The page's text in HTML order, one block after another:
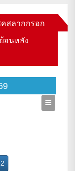
สลากกรอก
อนหลัง